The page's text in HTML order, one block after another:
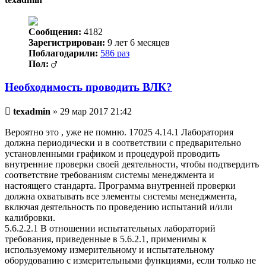
Сообщения: 4182
Зарегистрирован: 9 лет 6 месяцев
Поблагодарили: 586 раз
Пол:
Необходимость проводить ВЛК?
Непрочитанное
texadmin » 29 мар 2017 21:42
Вероятно это , уже не помню. 17025 4.14.1 Лаборатория
должна периодически и в соответствии с предварительно
установленными графиком и процедурой проводить
внутренние проверки своей деятельности, чтобы подтвердить
соответствие требованиям системы менеджмента и
настоящего стандарта. Программа внутренней проверки
должна охватывать все элементы системы менеджмента,
включая деятельность по проведению испытаний и/или
калибровки.
5.6.2.2.1 В отношении испытательных лабораторий
требования, приведенные в 5.6.2.1, применимы к
используемому измерительному и испытательному
оборудованию с измерительными функциями, если только не